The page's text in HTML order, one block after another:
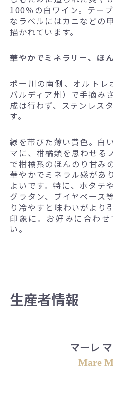
100％の白ワイン。テー
なラベルにはカニなどの
描かれています。
華やかでミネラリー、ほ
ポー川の南側、オルト
バルディア州）で手摘み
成は行わず、ステンレス
す。
緑を帯びた薄い黄色。白
マに、柑橘類を思わせる
で柑橘系のほんのり甘み
華やかでミネラル感があ
よいです。特に、ホタテ
グラタン、ブイヤベース
り冷やすと味わいがより
印象に。お好みに合わ
い。
生産者情報
マーレ
Mare